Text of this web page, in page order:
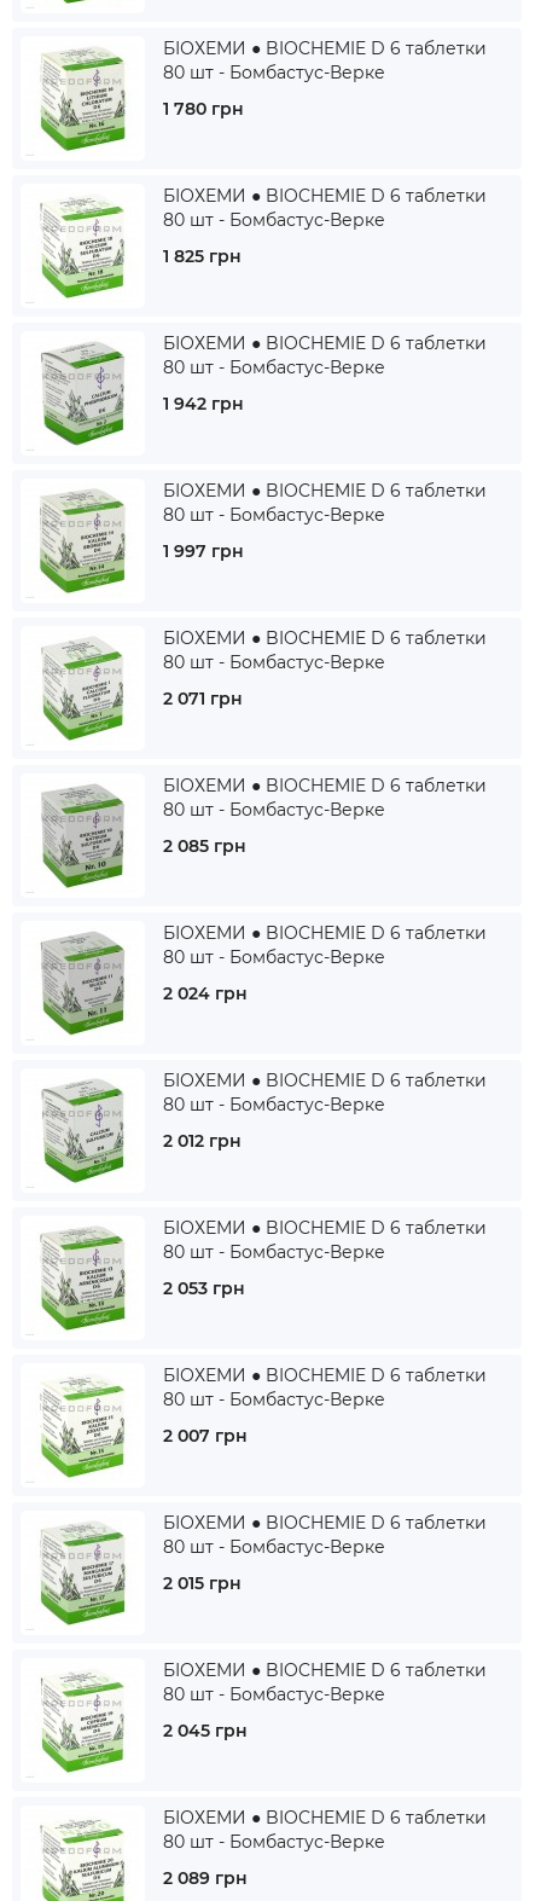
БІОХЕМИ ● BIOCHEMIE D 6 таблетки
80 шт - Бомбастус-Верке
1 780 грн
БІОХЕМИ ● BIOCHEMIE D 6 таблетки
80 шт - Бомбастус-Верке
1 825 грн
БІОХЕМИ ● BIOCHEMIE D 6 таблетки
80 шт - Бомбастус-Верке
1 942 грн
БІОХЕМИ ● BIOCHEMIE D 6 таблетки
80 шт - Бомбастус-Верке
1 997 грн
БІОХЕМИ ● BIOCHEMIE D 6 таблетки
80 шт - Бомбастус-Верке
2 071 грн
БІОХЕМИ ● BIOCHEMIE D 6 таблетки
80 шт - Бомбастус-Верке
2 085 грн
БІОХЕМИ ● BIOCHEMIE D 6 таблетки
80 шт - Бомбастус-Верке
2 024 грн
БІОХЕМИ ● BIOCHEMIE D 6 таблетки
80 шт - Бомбастус-Верке
2 012 грн
БІОХЕМИ ● BIOCHEMIE D 6 таблетки
80 шт - Бомбастус-Верке
2 053 грн
БІОХЕМИ ● BIOCHEMIE D 6 таблетки
80 шт - Бомбастус-Верке
2 007 грн
БІОХЕМИ ● BIOCHEMIE D 6 таблетки
80 шт - Бомбастус-Верке
2 015 грн
БІОХЕМИ ● BIOCHEMIE D 6 таблетки
80 шт - Бомбастус-Верке
2 045 грн
БІОХЕМИ ● BIOCHEMIE D 6 таблетки
80 шт - Бомбастус-Верке
2 089 грн